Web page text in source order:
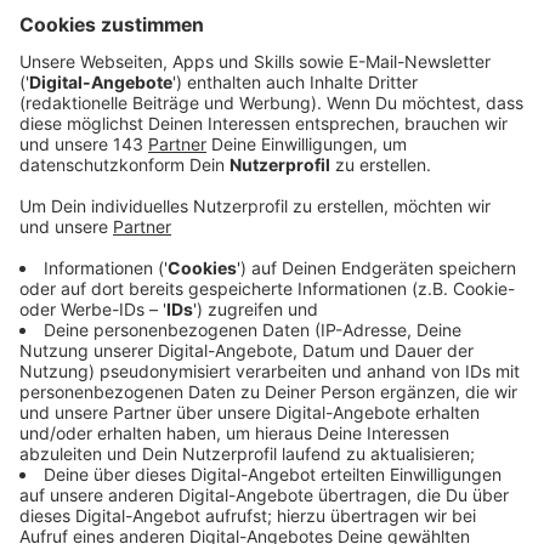
Veröffentlicht: Mittwoch, 07.01.2026 00:00
Anzeige
Auszug aus der neuen Folge seines Podcasts